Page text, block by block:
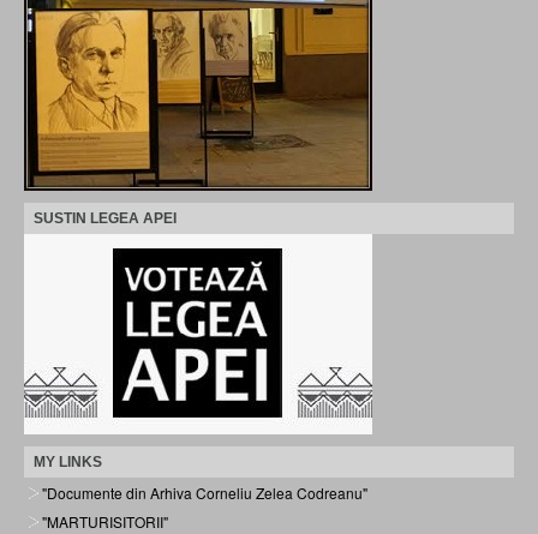
SUSTIN LEGEA APEI
MY LINKS
"Documente din Arhiva Corneliu Zelea Codreanu"
"MARTURISITORII"